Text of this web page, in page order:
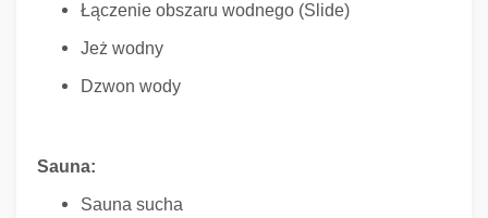
Łączenie obszaru wodnego (Slide)
Jeż wodny
Dzwon wody
Sauna:
Sauna sucha